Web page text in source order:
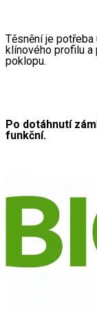
Těsnění je
klínového profilu a
poklopu.
Po dotáhnutí
funkční.